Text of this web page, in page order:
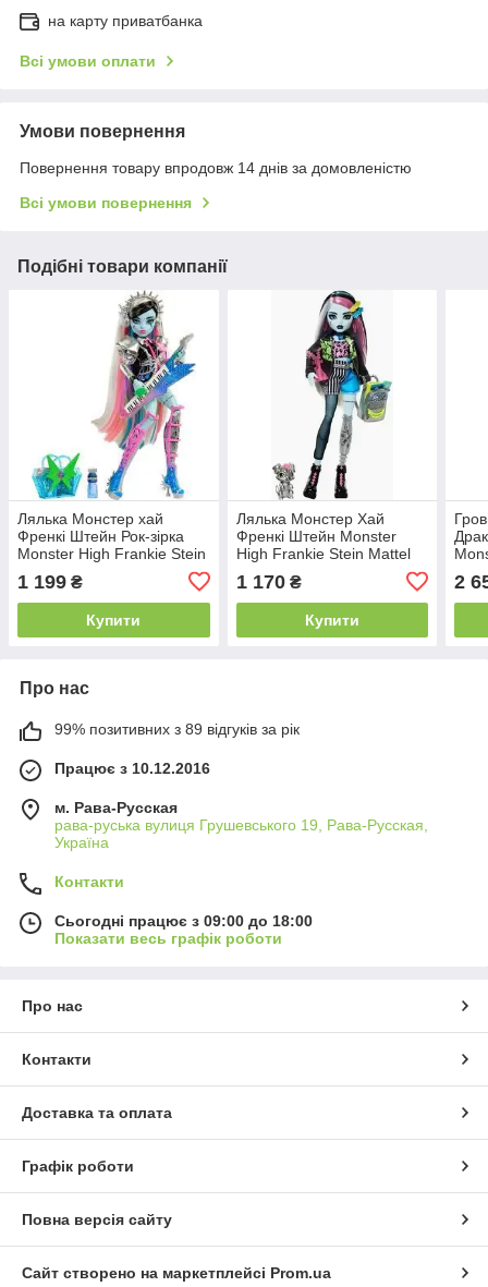
на карту приватбанка
Всі умови оплати
Умови повернення
Повернення товару впродовж 14 днів за домовленістю
Всі умови повернення
Подібні товари компанії
Лялька Монстер хай
Френкі Штейн Рок-зірка
Monster High Frankie Stein
Rockstar HNF84 Оригінал!
1 199 ₴
Купити
Лялька Монстер Хай
Френкі Штейн Monster
High Frankie Stein Mattel
1 170₴
Купити
2
Про нас
99% позитивних з 89 відгуків за рік
Працює з 10.12.2016
м. Рава-Русская
рава-руська вулиця Грушевського 19, Рава-Русская,
Україна
Контакти
Сьогодні працює з 09:00 до 18:00
Показати весь графік роботи
Про нас
Контакти
Доставка та оплата
Графік роботи
Повна версія сайту
Сайт створено на маркетплейсі Prom.ua